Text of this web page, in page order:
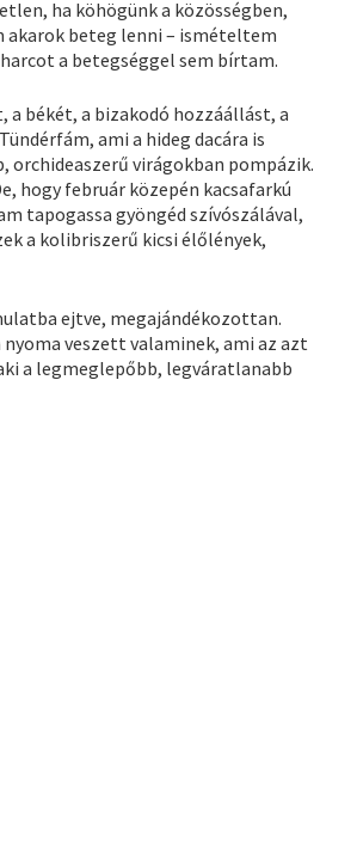
ha köhögünk a közösségben,
akarok beteg lenni – ismételtem
a betegséggel sem bírtam.
békét, a bizakodó hozzáállást, a
ami a hideg dacára is
orchideaszerű virágokban pompázik.
hogy február közepén kacsafarkú
tapogassa gyöngéd szívószálával,
a kolibriszerű kicsi élőlények,
ejtve, megajándékozottan.
veszett valaminek, ami az azt
a legmeglepőbb, legváratlanabb